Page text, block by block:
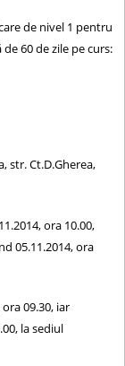
de nivel 1 pentru
60 de zile pe curs:
str. Ct.D.Gherea,
ora 10.00,
05.11.2014, ora
09.30, iar
la sediul